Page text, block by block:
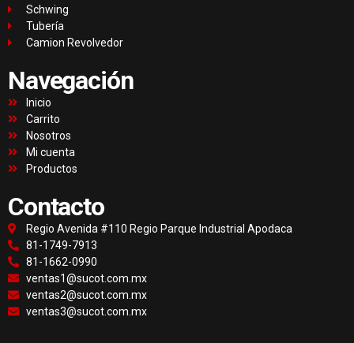
Schwing
Tubería
Camion Revolvedor
Navegación
Inicio
Carrito
Nosotros
Mi cuenta
Productos
Contacto
Regio Avenida #110 Regio Parque Industrial Apodaca
81-1749-7913
81-1662-0990
ventas1@sucot.com.mx
ventas2@sucot.com.mx
ventas3@sucot.com.mx